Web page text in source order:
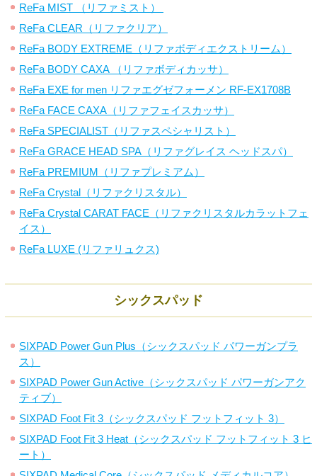
ReFa MIST （リファミスト）
ReFa CLEAR（リファクリア）
ReFa BODY EXTREME（リファボディエクストリーム）
ReFa BODY CAXA （リファボディカッサ）
ReFa EXE for men リファエグゼフォーメン RF-EX1708B
ReFa FACE CAXA（リファフェイスカッサ）
ReFa SPECIALIST（リファスペシャリスト）
ReFa GRACE HEAD SPA（リファグレイス ヘッドスパ）
ReFa PREMIUM（リファプレミアム）
ReFa Crystal（リファクリスタル）
ReFa Crystal CARAT FACE（リファクリスタルカラットフェ
イス）
ReFa LUXE (リファリュクス)
シックスパッド
SIXPAD Power Gun Plus（シックスパッド パワーガンプラ
ス）
SIXPAD Power Gun Active（シックスパッド パワーガンアク
ティブ）
SIXPAD Foot Fit 3（シックスパッド フットフィット 3）
SIXPAD Foot Fit 3 Heat（シックスパッド フットフィット 3 ヒ
ート）